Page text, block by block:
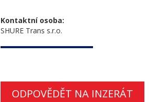
Kontaktní osoba:
SHURE Trans s.r.o.
ODPOVĚDĚT NA INZERÁT